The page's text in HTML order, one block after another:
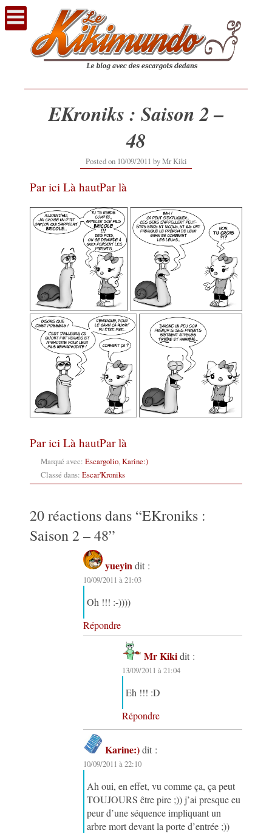
Voir
contenu
EKroniks : Saison 2 –
48
Posted on 10/09/2011 20/02/2017
byMr Kiki
Par ici Là hautPar là
Par ici Là hautPar là
Marqué avec: Escargolio,Karine:)
Classé dans: Escar'Kroniks
20 réactions dans “EKroniks :
Saison 2 – 48”
yueyin dit :
10/09/2011 à 21:03
Oh !!! :-))))
Répondre
Mr Kiki dit :
13/09/2011 à 21:04
Eh !!! :D
Répondre
Karine:) dit :
10/09/2011 à 22:10
Ah oui, en effet, vu comme ça, ça peut
TOUJOURS être pire ;)) j’ai presque eu
peur d’une séquence impliquant un
arbre mort devant la porte d’entrée ;))